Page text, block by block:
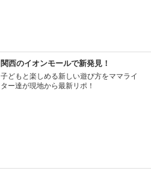
関西のイオンモールで新発見！
子どもと楽しめる新しい遊び方をママライ
ター達が現地から最新リポ！